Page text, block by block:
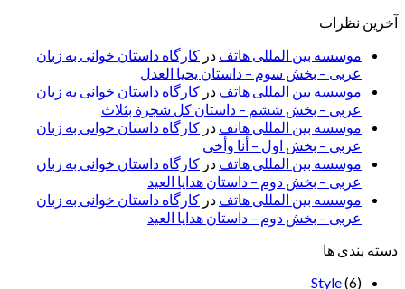
آخرین نظرات
موسسه بین المللی هاتف در کارگاه داستان خوانی به زبان
عربی – بخش سوم – داستان یحیا العدل
موسسه بین المللی هاتف در کارگاه داستان خوانی به زبان
عربی – بخش ششم – داستان کل شجرة بثلاث
موسسه بین المللی هاتف در کارگاه داستان خوانی به زبان
عربی – بخش اول – أنا وأخی
موسسه بین المللی هاتف در کارگاه داستان خوانی به زبان
عربی – بخش دوم – داستان هدایا العید
موسسه بین المللی هاتف در کارگاه داستان خوانی به زبان
عربی – بخش دوم – داستان هدایا العید
دسته بندی ها
Style(6)